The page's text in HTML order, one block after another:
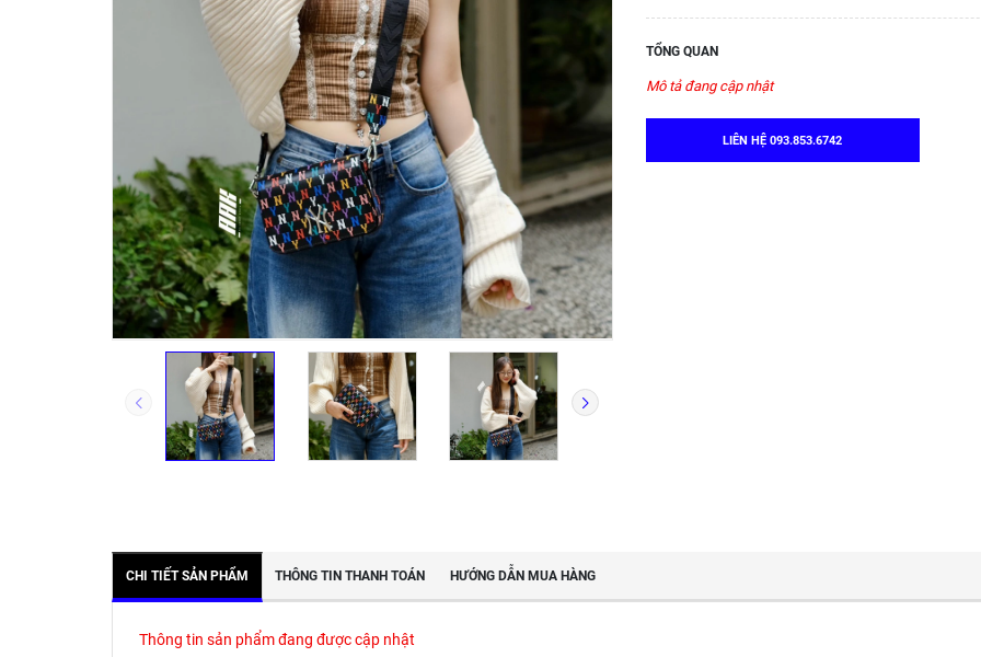
TỔNG QUAN
Mô tả đang cập nhật
LIÊN HỆ 093.853.6742
CHI TIẾT SẢN PHẨM THÔNG TIN THANH TOÁN HƯỚNG DẪN MUA HÀNG
Thông tin sản phẩm đang được cập nhật